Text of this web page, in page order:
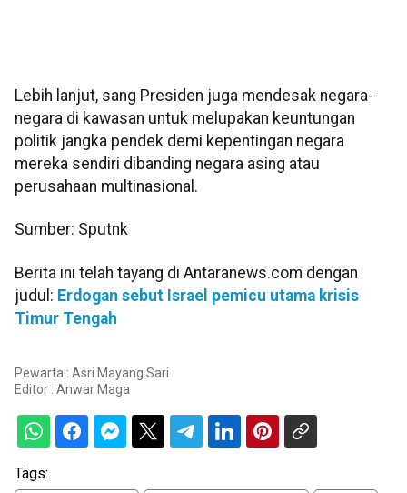
Lebih lanjut, sang Presiden juga mendesak negara-
negara di kawasan untuk melupakan keuntungan
politik jangka pendek demi kepentingan negara
mereka sendiri dibanding negara asing atau
perusahaan multinasional.
Sumber: Sputnk
Berita ini telah tayang di Antaranews.com dengan
judul: Erdogan sebut Israel pemicu utama krisis
Timur Tengah
Pewarta : Asri Mayang Sari
Editor : Anwar Maga
Tags: